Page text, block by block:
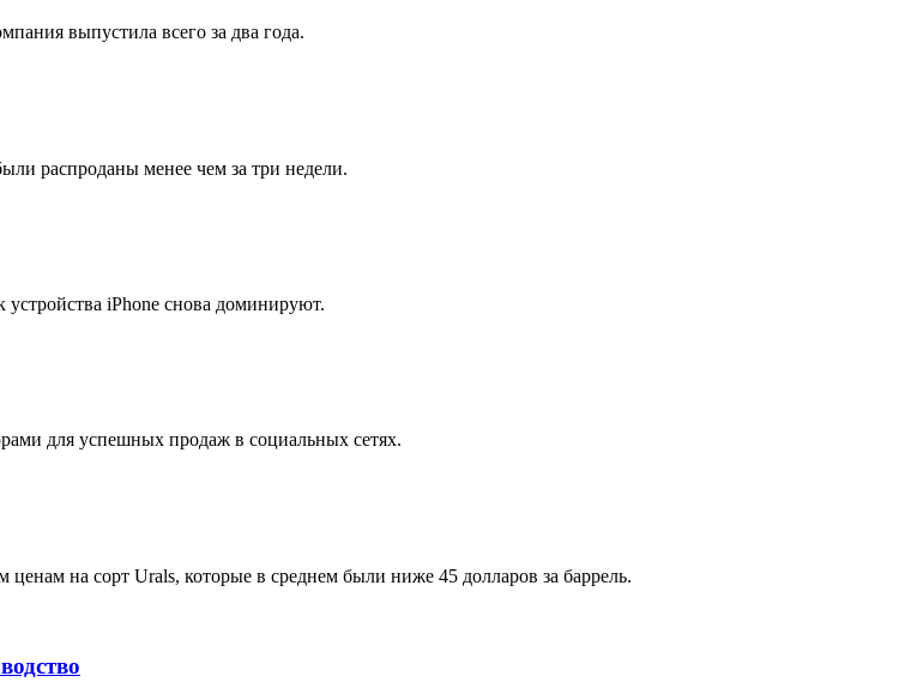
выпустила всего за два года.
распроданы менее чем за три недели.
iPhone снова доминируют.
для успешных продаж в социальных сетях.
ценам на сорт Urals, которые в среднем были ниже 45 долларов за баррель.